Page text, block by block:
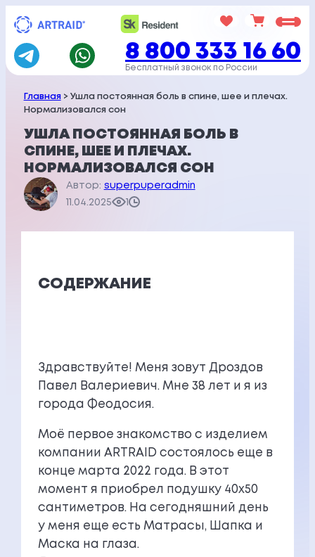
Перейти
содержимому
8 800 333 16 60
Бесплатный звонок по России
Главная> Ушла постоянная боль в спине, шее и плечах.
Нормализовался сон
УШЛА ПОСТОЯННАЯ БОЛЬ В
СПИНЕ, ШЕЕ И ПЛЕЧАХ.
НОРМАЛИЗОВАЛСЯ СОН
Автор: superpuperadmin
11.04.2025 1
СОДЕРЖАНИЕ
Здравствуйте! Меня зовут Дроздов
Павел Валериевич. Мне 38 лет и я из
города Феодосия.
Моё первое знакомство с изделием
компании ARTRAID состоялось еще в
конце марта 2022 года. В этот
момент я приобрел подушку 40х50
сантиметров. На сегодняшний день
у меня еще есть Матрасы, Шапка и
Маска на глаза.